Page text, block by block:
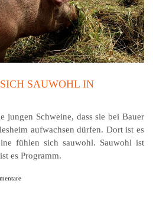
SAUWOHL IN
jungen Schweine, dass sie bei Bauer
aufwachsen dürfen. Dort ist es
fühlen sich sauwohl. Sauwohl ist
es Programm.